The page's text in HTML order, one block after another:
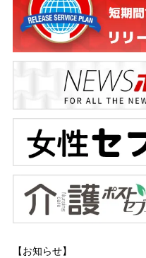
【お知らせ】